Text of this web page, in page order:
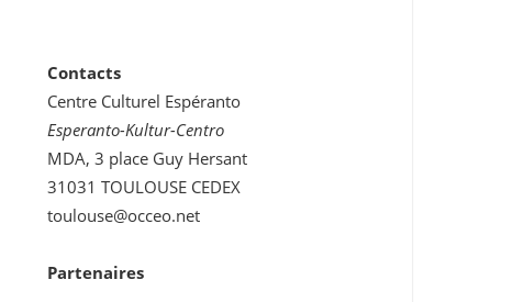
Contacts
Centre Culturel Espéranto
Esperanto-Kultur-Centro
MDA, 3 place Guy Hersant
31031 TOULOUSE CEDEX
toulouse@occeo.net
Partenaires